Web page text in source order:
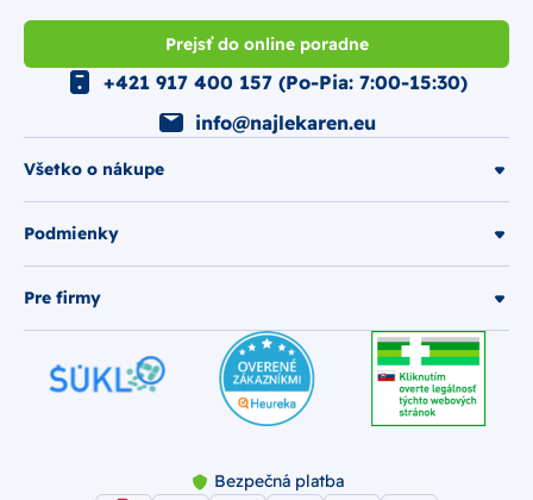
Prejsť do online poradne
Všetko o nákupe
Podmienky
Pre firmy
+421 917 400 157 (Po-Pia: 7:00-15:30)
info@najlekaren.eu
Bezpečná platba